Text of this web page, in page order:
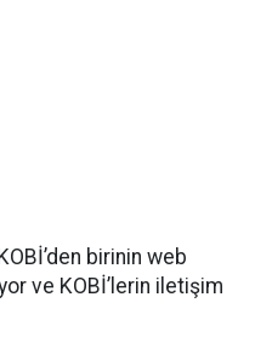
birinin web
ve KOBİ’lerin iletişim